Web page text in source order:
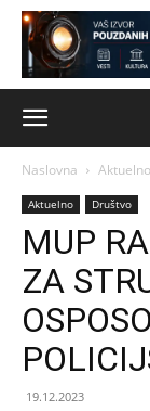
Naslovna Aktuelno
Aktuelno Društvo
MUP
ZA
19.12.2023